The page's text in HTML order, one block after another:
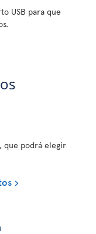
USB para que
que podrá elegir